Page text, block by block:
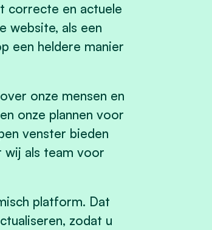
correcte en actuele
website, als een
een heldere manier
onze mensen en
onze plannen voor
venster bieden
wij als team voor
platform. Dat
zodat u